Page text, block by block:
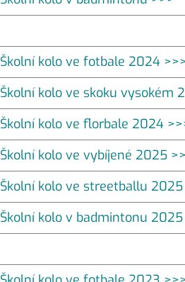
Školní kolo ve fotbale 2024
Školní kolo ve skoku vysokém
Školní kolo ve florbale 2024
Školní kolo ve vybíjené 2025
Školní kolo ve streetballu
Školní kolo v badmintonu